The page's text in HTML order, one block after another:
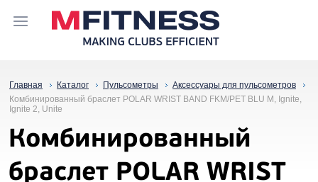
Главная Каталог Пульсометры
Аксессуары для пульсометров
Комбинированный браслет POLAR WRIST BAND FKM/PET BLU M, Ignite,
Ignite 2, Unite
Комбинированный
браслет POLAR WRIST